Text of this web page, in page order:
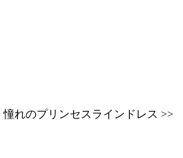
憧れのプリンセスラインドレス >>